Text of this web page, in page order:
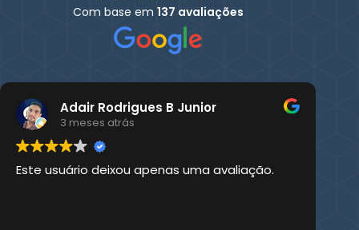
Com base em 137 avaliações
Adair Rodrigues B Junior
3 meses atrás
Este usuário deixou apenas uma avaliação.